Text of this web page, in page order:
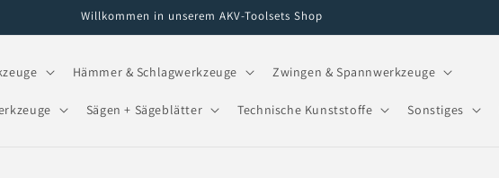
Willkommen in unserem AKV-Toolsets Shop
Hämmer & Schlagwerkzeuge Zwingen & Spannwerkzeuge
Sägen + Sägeblätter Technische Kunststoffe Sonstiges